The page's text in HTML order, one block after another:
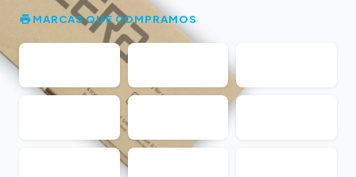
MARCAS QUE COMPRAMOS